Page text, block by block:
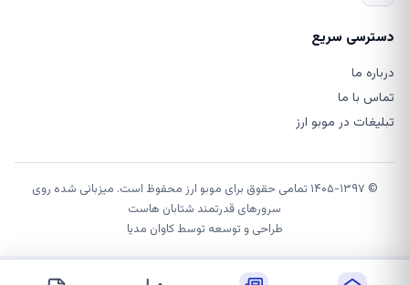
دسترسی سریع
درباره ما
تماس با ما
تبلیغات در موبو ارز
© ۱۴۰۵-۱۳۹۷ تمامی حقوق برای موبو ارز محفوظ است. میزبانی شده روی
سرورهای قدرتمند شتابان هاست
طراحی و توسعه توسطکاوان مدیا